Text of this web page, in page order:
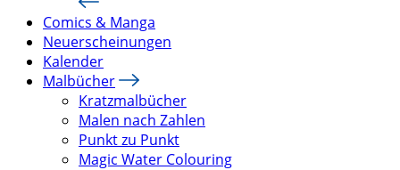
Comics & Manga
Neuerscheinungen
Kalender
Malbücher
Kratzmalbücher
Malen nach Zahlen
Punkt zu Punkt
Magic Water Colouring